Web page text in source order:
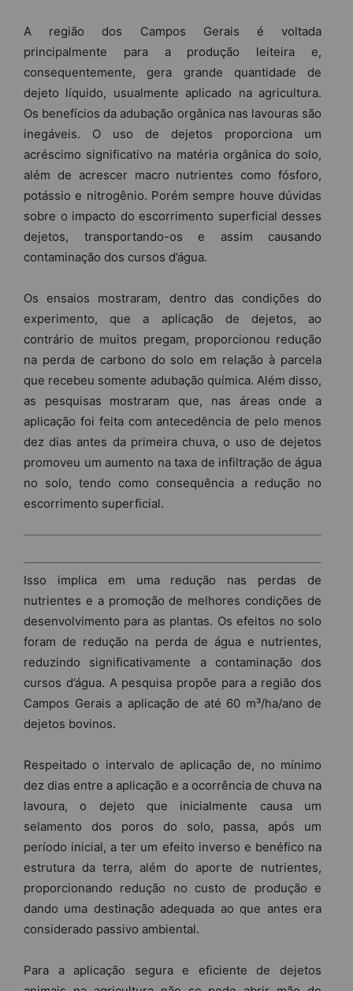
A região dos Campos Gerais é voltada
principalmente para a produção leiteira e,
consequentemente, gera grande quantidade de
dejeto líquido, usualmente aplicado na agricultura.
Os benefícios da adubação orgânica nas lavouras são
inegáveis. O uso de dejetos proporciona um
acréscimo significativo na matéria orgânica do solo,
além de acrescer macro nutrientes como fósforo,
potássio e nitrogênio. Porém sempre houve dúvidas
sobre o impacto do escorrimento superficial desses
dejetos, transportando-os e assim causando
contaminação dos cursos d’água.
Os ensaios mostraram, dentro das condições do
experimento, que a aplicação de dejetos, ao
contrário de muitos pregam, proporcionou redução
na perda de carbono do solo em relação à parcela
que recebeu somente adubação química. Além disso,
as pesquisas mostraram que, nas áreas onde a
aplicação foi feita com antecedência de pelo menos
dez dias antes da primeira chuva, o uso de dejetos
promoveu um aumento na taxa de infiltração de água
no solo, tendo como consequência a redução no
escorrimento superficial.
Isso implica em uma redução nas perdas de
nutrientes e a promoção de melhores condições de
desenvolvimento para as plantas. Os efeitos no solo
foram de redução na perda de água e nutrientes,
reduzindo significativamente a contaminação dos
cursos d’água. A pesquisa propõe para a região dos
Campos Gerais a aplicação de até 60 m³/ha/ano de
dejetos bovinos.
Respeitado o intervalo de aplicação de, no mínimo
dez dias entre a aplicação e a ocorrência de chuva na
lavoura, o dejeto que inicialmente causa um
selamento dos poros do solo, passa, após um
período inicial, a ter um efeito inverso e benéfico na
estrutura da terra, além do aporte de nutrientes,
proporcionando redução no custo de produção e
dando uma destinação adequada ao que antes era
considerado passivo ambiental.
Para a aplicação segura e eficiente de dejetos